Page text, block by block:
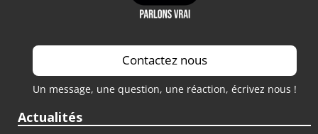
Contactez nous
Un message, une question, une réaction, écrivez nous !
Actualités